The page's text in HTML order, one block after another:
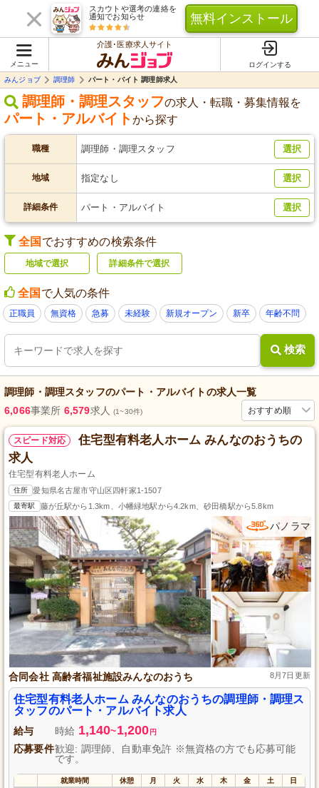
スカウトや選考の連絡を
通知でお知らせ
無料インストール
メニュー
介護･医療求人サイト
ログインする
みんジョブ
調理師 パート・バイト 調理師求人
調理師・調理スタッフの求人・転職・募集情報を
パート・アルバイトから探す
職種 調理師・調理スタッフ 選択
地域 指定なし 選択
詳細条件 パート・アルバイト 選択
全国 でおすすめの検索条件
地域で選択 詳細条件で選択
全国 で人気の条件
正職員 無資格 急募 未経験 新規オープン 新卒 年齢不問
検索
調理師・調理スタッフのパート・アルバイトの求人一覧
おすすめ順
6,066事業所 6,579求人(1~30件)
スピード対応
住宅型有料老人ホーム みんなのおうちの
求人
住宅型有料老人ホーム
住所 愛知県名古屋市守山区四軒家1-1507
最寄駅 藤が丘駅から1.3km、小幡緑地駅から4.2km、砂田橋駅から5.8km
パノラマ
合同会社 高齢者福祉施設みんなのおうち 8月7日更新
住宅型有料老人ホーム みんなのおうちの調理師・調理ス
タッフのパート・アルバイト求人
給与 時給 1,140~1,200 円
応募要件歓迎: 調理師、自動車免許 ※無資格の方でも応募可能
です。
就業時間 休憩 月 火 水 木 金 土 日